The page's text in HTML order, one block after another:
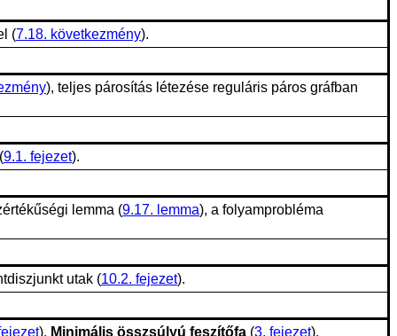
(7.18. következmény).
), teljes párosítás létezése reguláris páros gráfban
9.1. fejezet).
lemma (9.17. lemma), a folyamprobléma
utak (10.2. fejezet).
). Minimális összsúlyú feszítőfa (3. fejezet).